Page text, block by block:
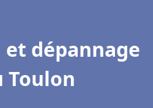
dépannage
Toulon